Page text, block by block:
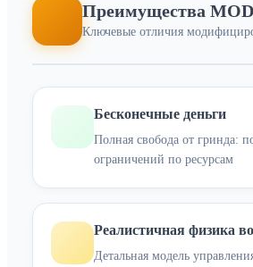
Преимущества
Ключевые отличия
Бесконечные деньги
Полная свобода от гринда:
ограничений по ресурсам
Реалистичная физика
Детальная модель